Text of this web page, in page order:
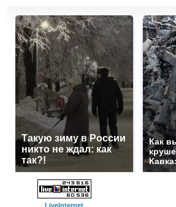
Такую зиму в России
никто не ждал: как
так?!
Как
LiveInternet